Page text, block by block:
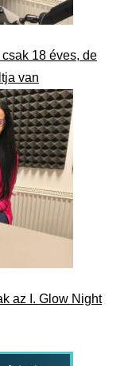
18 éves, de
van
az I. Glow Night